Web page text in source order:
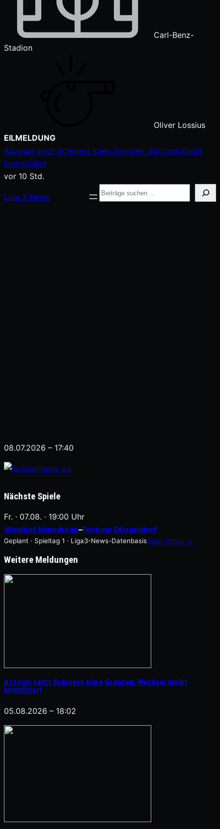
Carl-Benz-
Stadion
Oliver Lossius
Zum
Inhalt
springen
EILMELDUNG
Azzouzi setzt Schroers klare Grenzen: Wechsel bleibt
kompliziert
vor 10 Std.
Liga 3 News
Suche
08.07.2026 – 17:40
Nächste Spiele
Fr. · 07.08. · 19:00 Uhr
Waldhof Mannheim–Fortuna Düsseldorf
Geplant · Spieltag 1 · Liga3-News-DatenbasisSpiel öffnen →
Weitere Meldungen
Azzouzi setzt Schroers klare Grenzen: Wechsel bleibt
kompliziert
05.08.2026 – 18:02